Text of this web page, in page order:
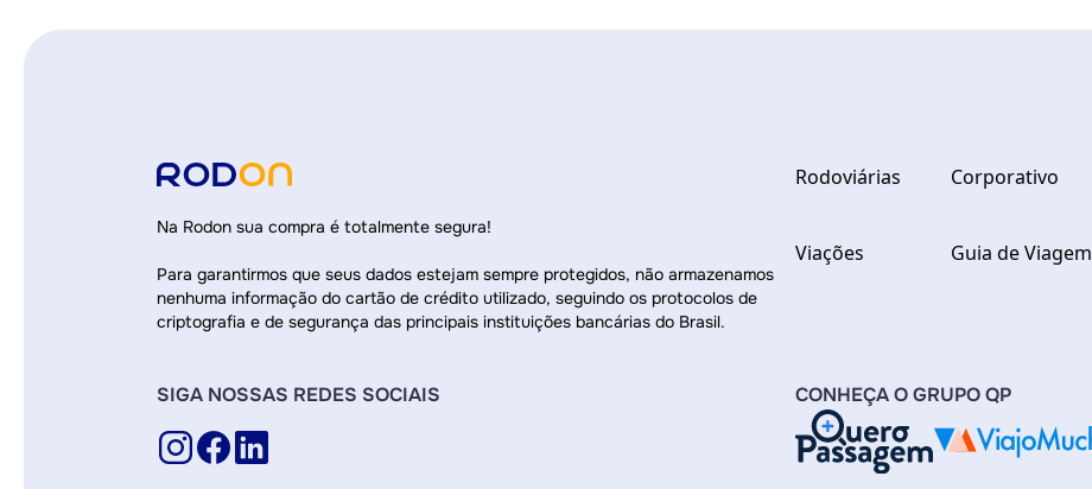
Na Rodon sua compra é totalmente segura!
Para garantirmos que seus dados estejam sempre protegidos, não armazenamos
nenhuma informação do cartão de crédito utilizado, seguindo os protocolos de
criptografia e de segurança das principais instituições bancárias do Brasil.
Rodoviárias
Viações
Corporativo
Guia de Viagem
CONHEÇA O GRUPO QP
SIGA NOSSAS REDES SOCIAIS